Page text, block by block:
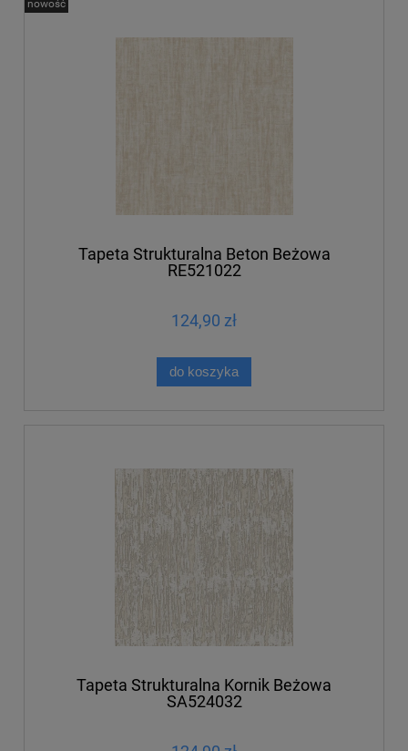
Tapeta Strukturalna Beton Beżowa
RE521022
124,90 zł
do koszyka
nowość
Tapeta Strukturalna Kornik Beżowa
SA524032